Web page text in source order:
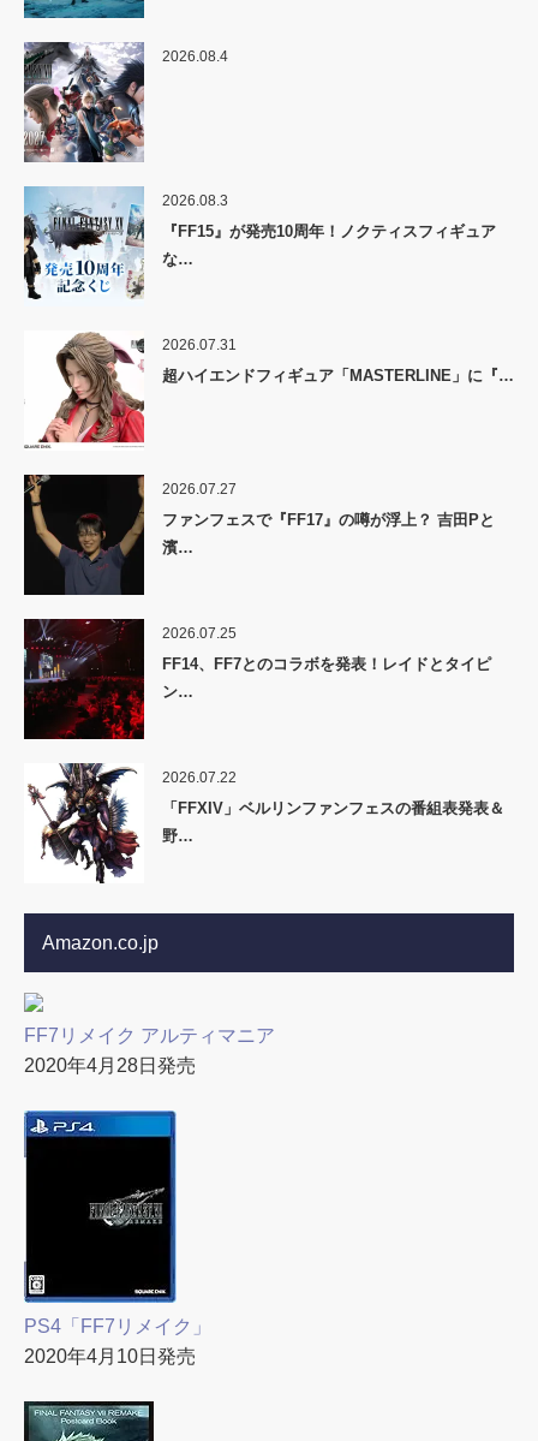
2026.08.4
2026.08.3
『FF15』が発売10周年！ノクティスフィギュア
な…
2026.07.31
超ハイエンドフィギュア「MASTERLINE」に『…
2026.07.27
ファンフェスで『FF17』の噂が浮上？ 吉田Pと
濱…
2026.07.25
FF14、FF7とのコラボを発表！レイドとタイピ
ン…
2026.07.22
「FFXIV」ベルリンファンフェスの番組表発表＆
野…
Amazon.co.jp
FF7リメイク アルティマニア
2020年4月28日発売
PS4「FF7リメイク」
2020年4月10日発売